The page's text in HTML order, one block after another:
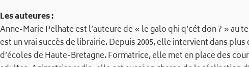
Les auteures :
Anne-Marie Pelhate est l’auteure de « le galo qhi q’cét don ? » au
est un vrai succès de librairie. Depuis 2005, elle intervient dans plus
d’écoles de Haute-Bretagne. Formatrice, elle met en place des